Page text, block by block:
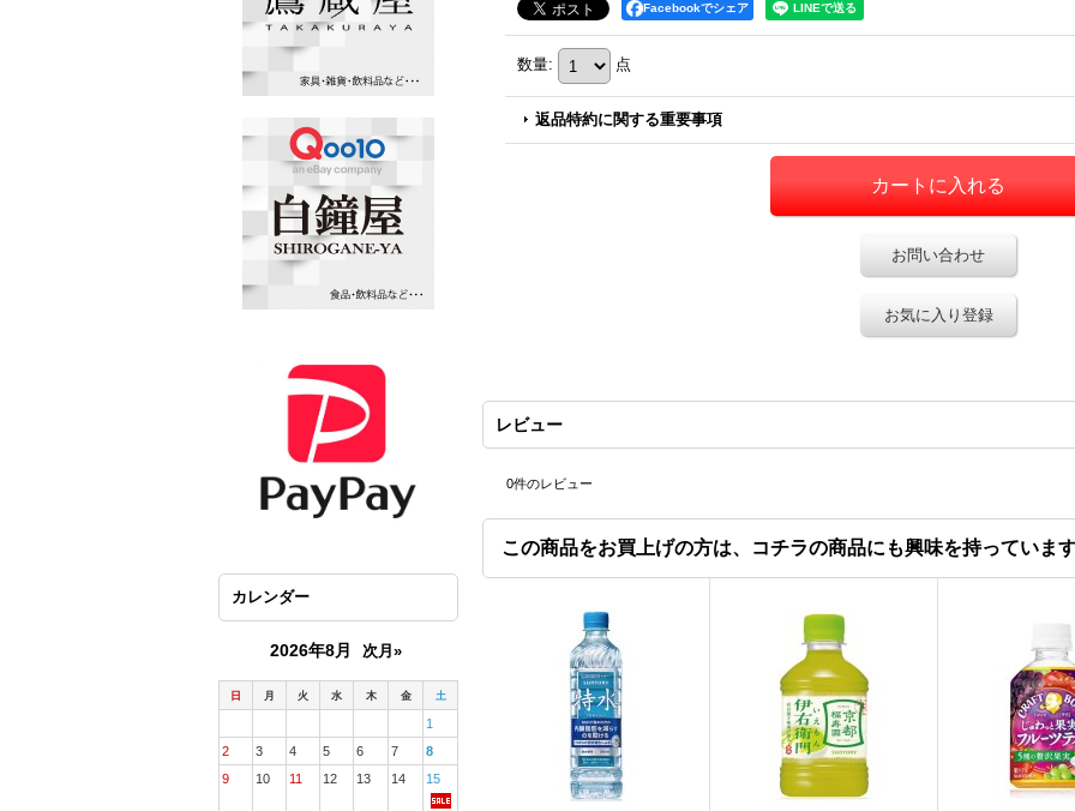
カレンダー
2026年8月 次月»
日 月 火 水 木 金 土
1
2
3 4 5 6 7
8
9
10 11 12 13 14 15
Facebookでシェア
数量: 点
返品特約に関する重要事項
お問い合わせ
お気に入り登録
レビュー
0件のレビュー
この商品をお買上げの方は、コチラの商品にも興味を持っていま